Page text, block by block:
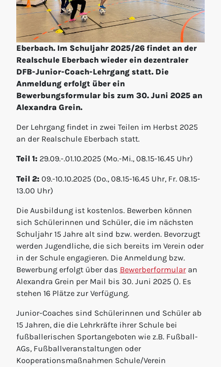
Eberbach. Im Schuljahr 2025/26 findet an der
Realschule Eberbach wieder ein dezentraler
DFB-Junior-Coach-Lehrgang statt. Die
Anmeldung erfolgt über ein
Bewerbungsformular bis zum 30. Juni 2025 an
Alexandra Grein.
Der Lehrgang findet in zwei Teilen im Herbst 2025
an der Realschule Eberbach statt.
Teil 1:29.09.-.01.10.2025 (Mo.-Mi., 08.15-16.45 Uhr)
Teil 2:09.-10.10.2025 (Do., 08.15-16.45 Uhr, Fr. 08.15-
13.00 Uhr)
Die Ausbildung ist kostenlos. Bewerben können
sich Schülerinnen und Schüler, die im nächsten
Schuljahr 15 Jahre alt sind bzw. werden. Bevorzugt
werden Jugendliche, die sich bereits im Verein oder
in der Schule engagieren. Die Anmeldung bzw.
Bewerbung erfolgt über das Bewerberformularan
Alexandra Grein per Mail bis 30. Juni 2025 (). Es
stehen 16 Plätze zur Verfügung.
Junior-Coaches sind Schülerinnen und Schüler ab
15 Jahren, die die Lehrkräfte ihrer Schule bei
fußballerischen Sportangeboten wie z.B. Fußball-
AGs, Fußballveranstaltungen oder
Kooperationsmaßnahmen Schule/Verein